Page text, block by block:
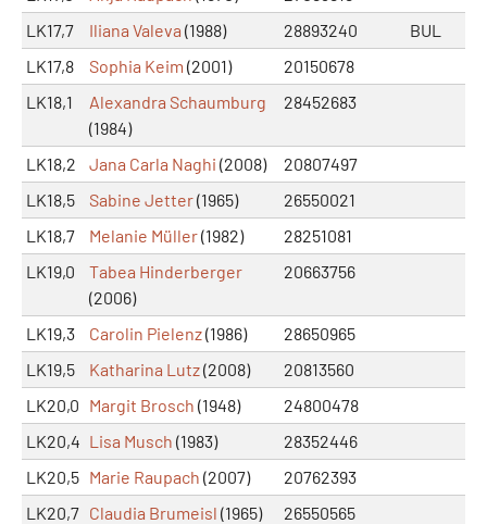
LK17,7
Iliana Valeva (1988) 28893240
BUL
LK17,8
Sophia Keim (2001)
20150678
LK18,1
Alexandra Schaumburg
(1984)
28452683
LK18,2 Jana Carla Naghi (2008)
20807497
LK18,5
Sabine Jetter(1965)
26550021
LK18,7
Melanie Müller(1982)
28251081
LK19,0
Tabea Hinderberger
(2006)
20663756
LK19,3 Carolin Pielenz(1986)
28650965
LK19,5
Katharina Lutz(2008)
20813560
LK20,0 Margit Brosch (1948)
24800478
LK20,4 Lisa Musch (1983)
28352446
LK20,5 Marie Raupach (2007)
20762393
LK20,7 Claudia Brumeisl (1965)
26550565